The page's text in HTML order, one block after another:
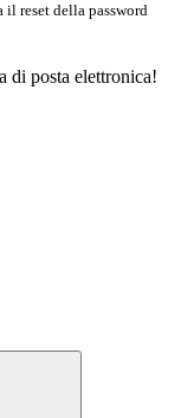
il reset della password
di posta elettronica!